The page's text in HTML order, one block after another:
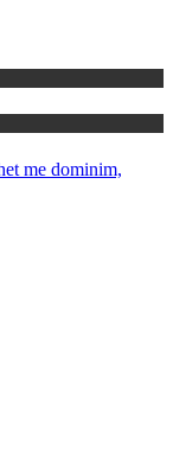
me dominim,